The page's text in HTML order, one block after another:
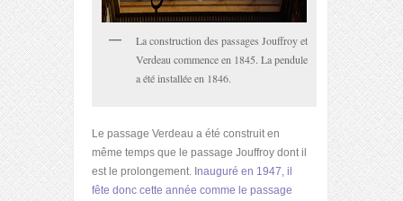
La construction des passages Jouffroy et
Verdeau commence en 1845. La pendule
a été installée en 1846.
Le passage Verdeau a été construit en
même temps que le passage Jouffroy dont il
est le prolongement. Inauguré en 1947, il
fête donc cette année comme le passage